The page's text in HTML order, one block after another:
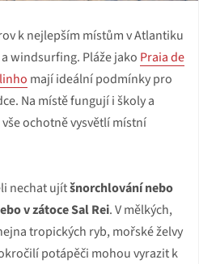
k nejlepším místům v Atlantiku
windsurfing. Pláže jako Praia de
mají ideální podmínky pro
Na místě fungují i školy a
ochotně vysvětlí místní
nechat ujítšnorchlování nebo
v zátoce Sal Rei. V mělkých,
tropických ryb, mořské želvy
potápěči mohou vyrazit k